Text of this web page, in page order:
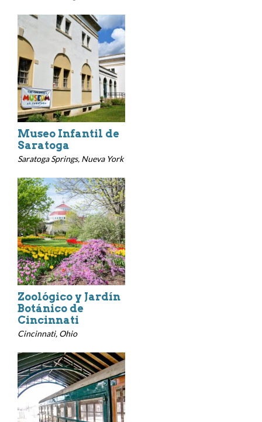
Museo Infantil de
Saratoga
Saratoga Springs, Nueva York
Zoológico y Jardín
Botánico de
Cincinnati
Cincinnati, Ohio